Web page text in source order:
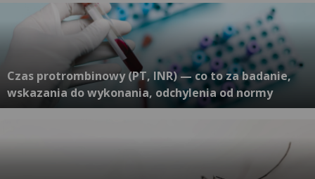
Czas protrombinowy (PT, INR) — co to za badanie,
wskazania do wykonania, odchylenia od normy